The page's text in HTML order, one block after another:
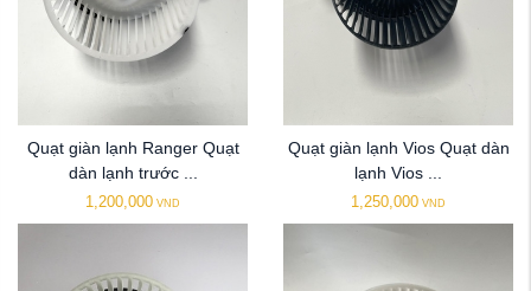
Quạt giàn lạnh Ranger Quạt
dàn lạnh trước ...
1,200,000 VND
Quạt giàn lạnh Vios Quạt dàn
lạnh Vios ...
1,250,000 VND